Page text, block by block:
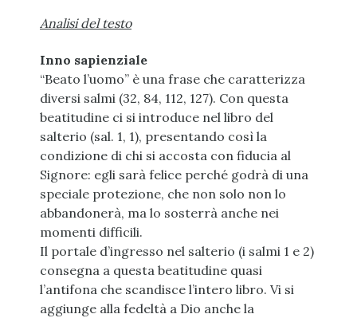
Analisi del testo
Inno sapienziale
“Beato l’uomo” è una frase che caratterizza
diversi salmi (32, 84, 112, 127). Con questa
beatitudine ci si introduce nel libro del
salterio (sal. 1, 1), presentando così la
condizione di chi si accosta con fiducia al
Signore: egli sarà felice perché godrà di una
speciale protezione, che non solo non lo
abbandonerà, ma lo sosterrà anche nei
momenti difficili.
Il portale d’ingresso nel salterio (i salmi 1 e 2)
consegna a questa beatitudine quasi
l’antifona che scandisce l’intero libro. Vi si
aggiunge alla fedeltà a Dio anche la